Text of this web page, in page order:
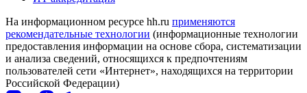
На информационном ресурсе hh.ru применяются
рекомендательные технологии (информационные технологии
предоставления информации на основе сбора, систематизации
и анализа сведений, относящихся к предпочтениям
пользователей сети «Интернет», находящихся на территории
Российской Федерации)